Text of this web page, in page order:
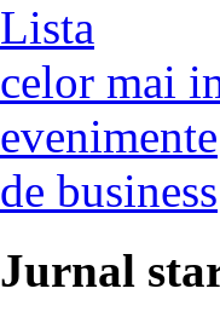
Lista
celor mai
evenimente
de business
Jurnal